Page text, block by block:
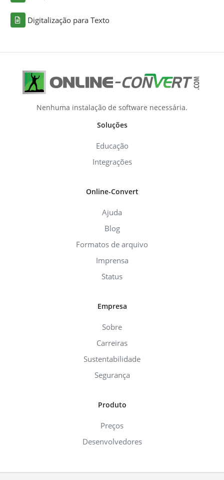
Digitalização para Texto
Nenhuma instalação de software necessária.
Soluções
Educação
Integrações
Online-Convert
Ajuda
Blog
Formatos de arquivo
Imprensa
Status
Empresa
Sobre
Carreiras
Sustentabilidade
Segurança
Produto
Preços
Desenvolvedores